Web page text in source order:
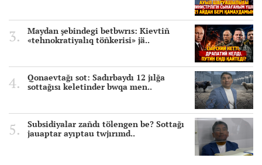
Maydan şebindegi betbwrıs: Kievtiñ
«tehnokratiyalıq töñkerisi» jä..
Qonaevtağı sot: Sadırbaydı 12 jılğa
sottağısı keletinder bwqa men..
Subsidiyalar zañdı tölengen be? Sottağı
jauaptar ayıptau twjırımd..